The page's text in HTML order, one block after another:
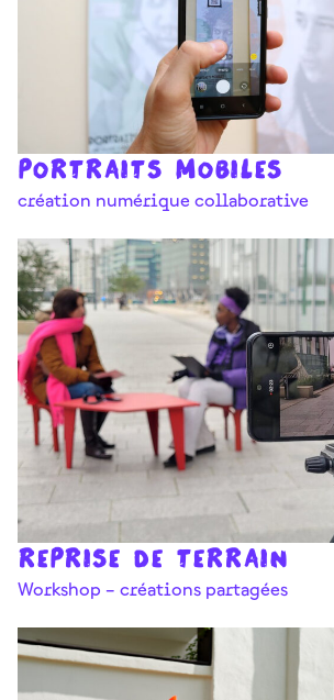
PORTRAITS MOBILES
création numérique collaborative
Reprise de terrain
Workshop – créations partagées